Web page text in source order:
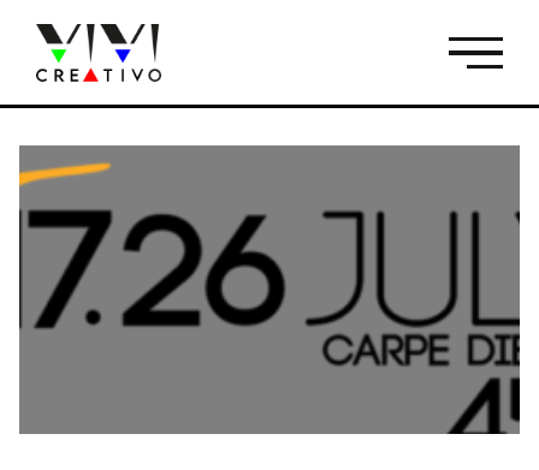
contenuto